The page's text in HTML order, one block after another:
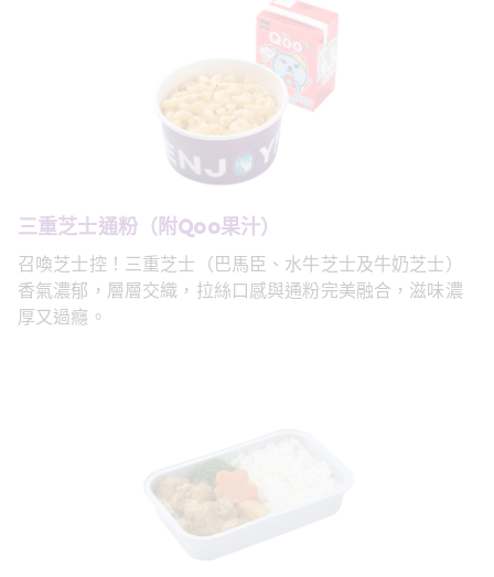
三重芝士通粉（附Qoo果汁）
召喚芝士控！三重芝士（巴馬臣、水牛芝士及牛奶芝士）
香氣濃郁，層層交織，拉絲口感與通粉完美融合，滋味濃
厚又過癮。